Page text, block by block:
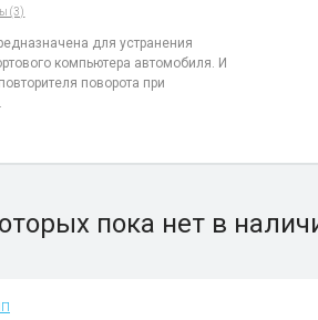
(3)
для устранения
компьютера автомобиля. И
поворота при
пока нет в